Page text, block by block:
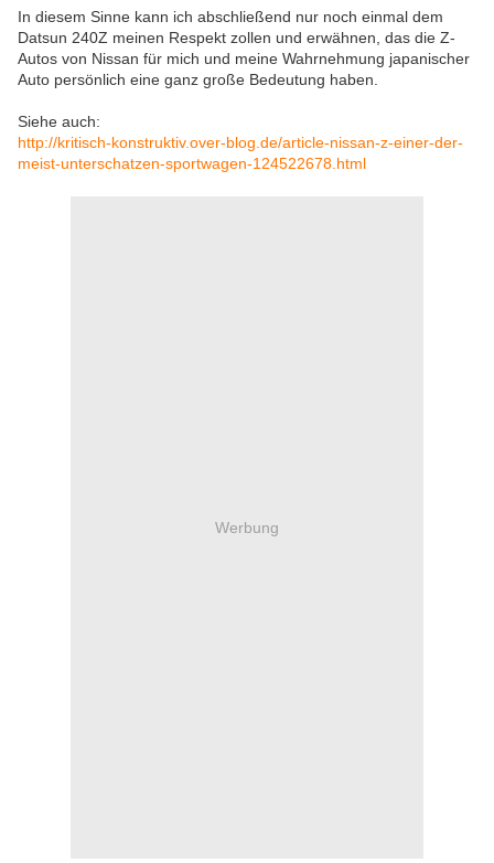
In diesem Sinne kann ich abschließend nur noch einmal dem
Datsun 240Z meinen Respekt zollen und erwähnen, das die Z-
Autos von Nissan für mich und meine Wahrnehmung japanischer
Auto persönlich eine ganz große Bedeutung haben.
Siehe auch:
http://kritisch-konstruktiv.over-blog.de/article-nissan-z-einer-der-
meist-unterschatzen-sportwagen-124522678.html
Werbung